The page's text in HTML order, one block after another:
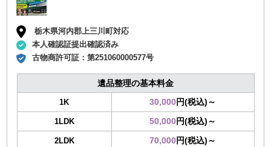
栃木県河内郡上三川町対応
本人確認証提出確認済み
古物商許可証：第251060000577号
遺品整理の基本料金
1K 30,000円(税込)～
1LDK 50,000円(税込)～
2LDK 70,000円(税込)～